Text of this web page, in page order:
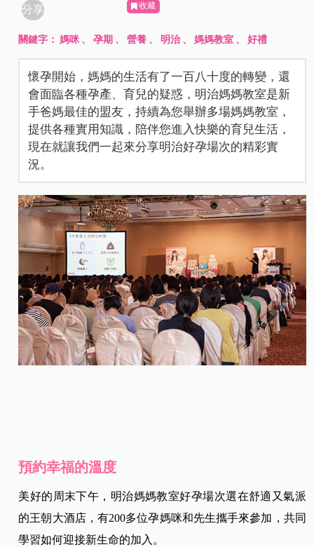
分享 收藏
關鍵字：媽咪 、孕期 、營養 、 明治、媽媽教室 、好禮
懷孕開始，媽媽的生活有了一百八十度的轉變，還
會面臨各種孕產、育兒的疑惑，明治媽媽教室是新
手爸媽最佳的盟友，持續為您舉辦多場媽媽教室，
提供各種實用知識，陪伴您進入快樂的育兒生活，
現在就讓我們一起來分享明治好孕場次的精彩實
況。
預約幸福的溫度
美好的周末下午，明治媽媽教室好孕場次選在舒適又氣派
的王朝大酒店，有200多位孕媽咪和先生攜手來參加，共同
學習如何迎接新生命的加入。